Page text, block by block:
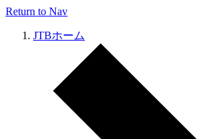
Return to Nav
JTBホーム